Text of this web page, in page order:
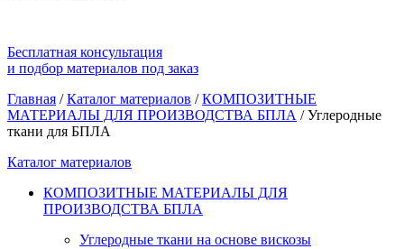
Бесплатная консультация
и подбор материалов под заказ
Главная / Каталог материалов / КОМПОЗИТНЫЕ
МАТЕРИАЛЫ ДЛЯ ПРОИЗВОДСТВА БПЛА /Углеродные
ткани для БПЛА
Каталог материалов
КОМПОЗИТНЫЕ МАТЕРИАЛЫ ДЛЯ
ПРОИЗВОДСТВА БПЛА
Углеродные ткани на основе вискозы